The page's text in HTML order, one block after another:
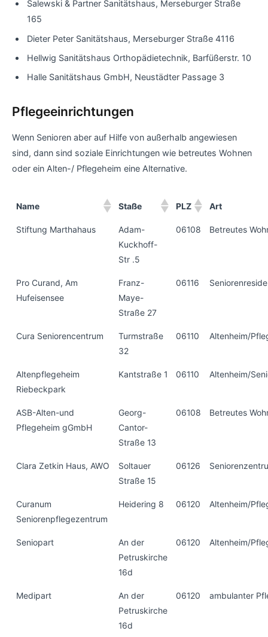
Salewski & Partner Sanitätshaus, Merseburger Straße
165
Dieter Peter Sanitätshaus, Merseburger Straße 4116
Hellwig Sanitätshaus Orthopädietechnik, Barfüßerstr. 10
Halle Sanitätshaus GmbH, Neustädter Passage 3
Pflegeeinrichtungen
Wenn Senioren aber auf Hilfe von außerhalb angewiesen
sind, dann sind soziale Einrichtungen wie betreutes Wohnen
oder ein Alten-/ Pflegeheim eine Alternative.
Name Staße PLZ Art
Stiftung Marthahaus
Adam-
Kuckhoff-
Str .5
06108 Betreutes
Pro Curand, Am
Hufeisensee
Franz-
Maye-
Straße 27
06116
Cura Seniorencentrum
Turmstraße
32
06110 Altenheim/
Altenpflegeheim
Riebeckpark
Kantstraße 1 06110 Altenheim/
ASB-Alten-und
Pflegeheim gGmbH
Georg-
Cantor-
Straße 13
06108 Betreutes
Clara Zetkin Haus, AWO
Soltauer
Straße 15
06126
Curanum
Seniorenpflegezentrum
Heidering 8 06120 Altenheim/
Seniopart
An der
Petruskirche
16d
06120 Altenheim/
Medipart
An der
Petruskirche
16d
06120 ambulanter